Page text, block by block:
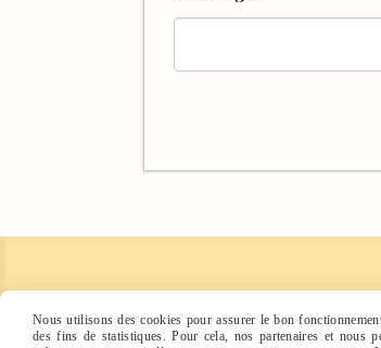
Avis clients
Nous utilisons des cookies pour assurer le bon
des fins de statistiques. Pour cela, nos partenaires et nous